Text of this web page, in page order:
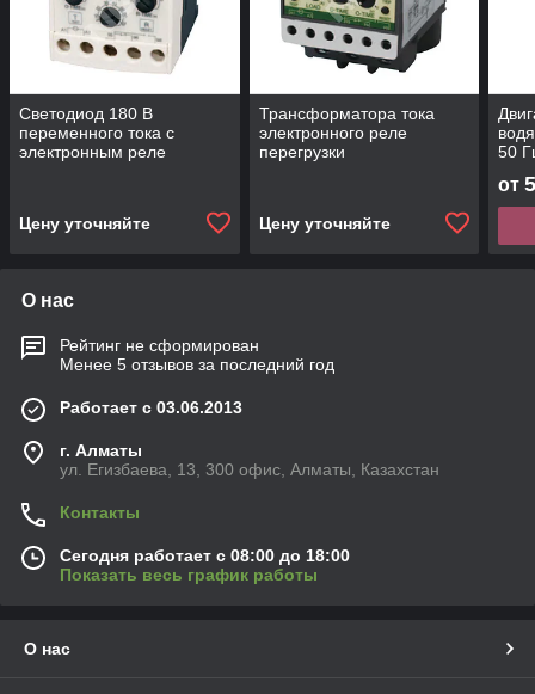
Светодиод 180 В
переменного тока с
электронным реле
Цену уточняйте
Трансформатора тока
электронного реле
перегрузки
Цену уточняйте
50
от
О нас
Рейтинг не сформирован
Менее 5 отзывов за последний год
Работает с 03.06.2013
г. Алматы
ул. Егизбаева, 13, 300 офис, Алматы, Казахстан
Контакты
Сегодня работает с 08:00 до 18:00
Показать весь график работы
О нас